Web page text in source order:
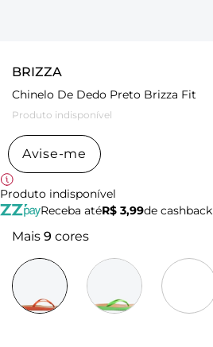
BRIZZA
Chinelo De Dedo Preto Brizza Fit
Produto indisponível
Avise-me
Produto indisponível
Receba atéR$ 3,99de cashback
Mais 9 cores